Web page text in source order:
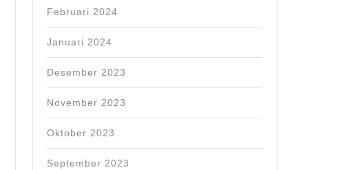
Februari 2024
Januari 2024
Desember 2023
November 2023
Oktober 2023
September 2023